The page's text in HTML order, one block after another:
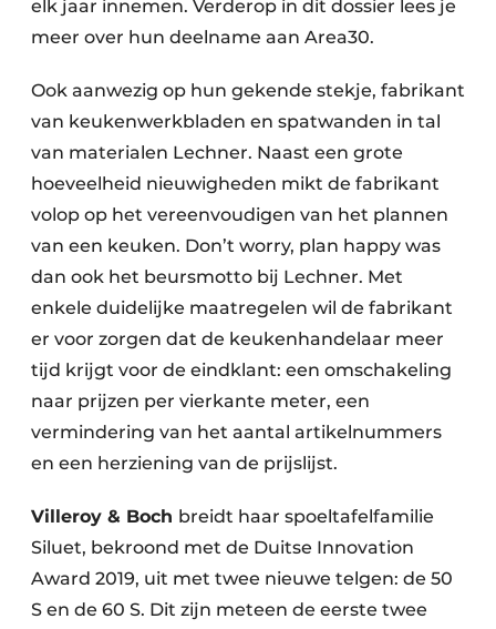
elk jaar innemen. Verderop in dit dossier lees je
meer over hun deelname aan Area30.
Ook aanwezig op hun gekende stekje, fabrikant
van keukenwerkbladen en spatwanden in tal
van materialen Lechner. Naast een grote
hoeveelheid nieuwigheden mikt de fabrikant
volop op het vereenvoudigen van het plannen
van een keuken. Don’t worry, plan happy was
dan ook het beursmotto bij Lechner. Met
enkele duidelijke maatregelen wil de fabrikant
er voor zorgen dat de keukenhandelaar meer
tijd krijgt voor de eindklant: een omschakeling
naar prijzen per vierkante meter, een
vermindering van het aantal artikelnummers
en een herziening van de prijslijst.
Villeroy & Boch breidt haar spoeltafelfamilie
Siluet, bekroond met de Duitse Innovation
Award 2019, uit met twee nieuwe telgen: de 50
S en de 60 S. Dit zijn meteen de eerste twee